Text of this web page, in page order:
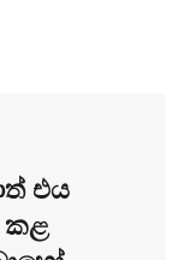
එය
කළ